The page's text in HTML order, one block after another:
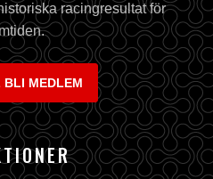
racingresultat för
MEDLEM